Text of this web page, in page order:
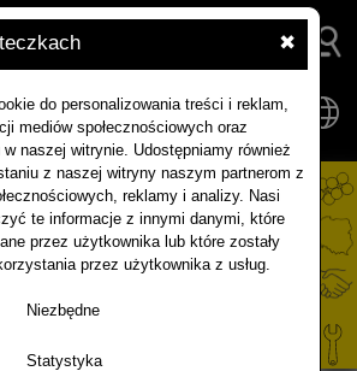
✖
do personalizowania treści i reklam,
mediów społecznościowych oraz
naszej witrynie. Udostępniamy również
z naszej witryny naszym partnerom z
reklamy i analizy. Nasi
te informacje z innymi danymi, które
przez użytkownika lub które zostały
przez użytkownika z usług.
Niezbędne
Statystyka
test
Twojego
#rzepak